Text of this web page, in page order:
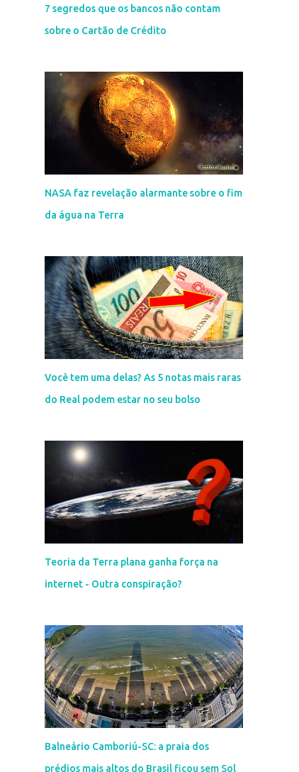
7 segredos que os bancos não contam
sobre o Cartão de Crédito
NASA faz revelação alarmante sobre o fim
da água na Terra
Você tem uma delas? As 5 notas mais raras
do Real podem estar no seu bolso
Teoria da Terra plana ganha força na
internet - Outra conspiração?
Balneário Camboriú-SC: a praia dos
prédios mais altos do Brasil ficou sem Sol